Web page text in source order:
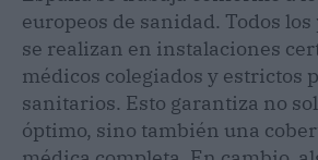
europeos de sanidad. Todos
se realizan en instalaciones
médicos colegiados y estrictos
sanitarios. Esto garantiza no
óptimo, sino también una